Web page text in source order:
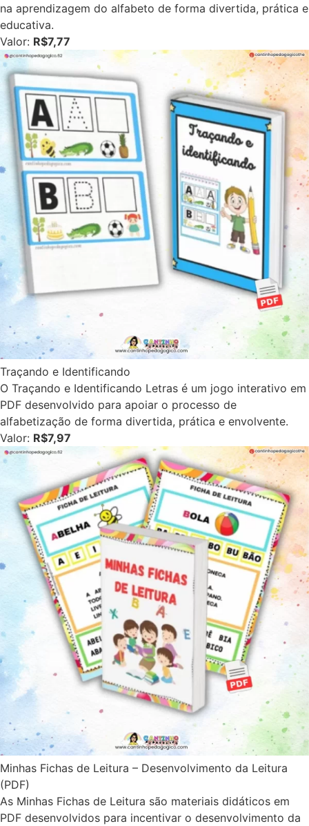
na aprendizagem do alfabeto de forma divertida, prática e
educativa.
Valor: R$7,77
Traçando e Identificando
O Traçando e Identificando Letras é um jogo interativo em
PDF desenvolvido para apoiar o processo de
alfabetização de forma divertida, prática e envolvente.
Valor: R$7,97
Minhas Fichas de Leitura – Desenvolvimento da Leitura
(PDF)
As Minhas Fichas de Leitura são materiais didáticos em
PDF desenvolvidos para incentivar o desenvolvimento da